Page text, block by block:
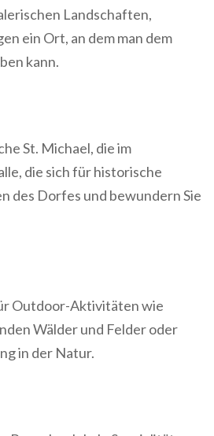
Landschaften,
ein Ort, an dem man dem
kann.
St. Michael, die im
die sich für historische
des Dorfes und bewundern Sie
Outdoor-Aktivitäten wie
Wälder und Felder oder
in der Natur.